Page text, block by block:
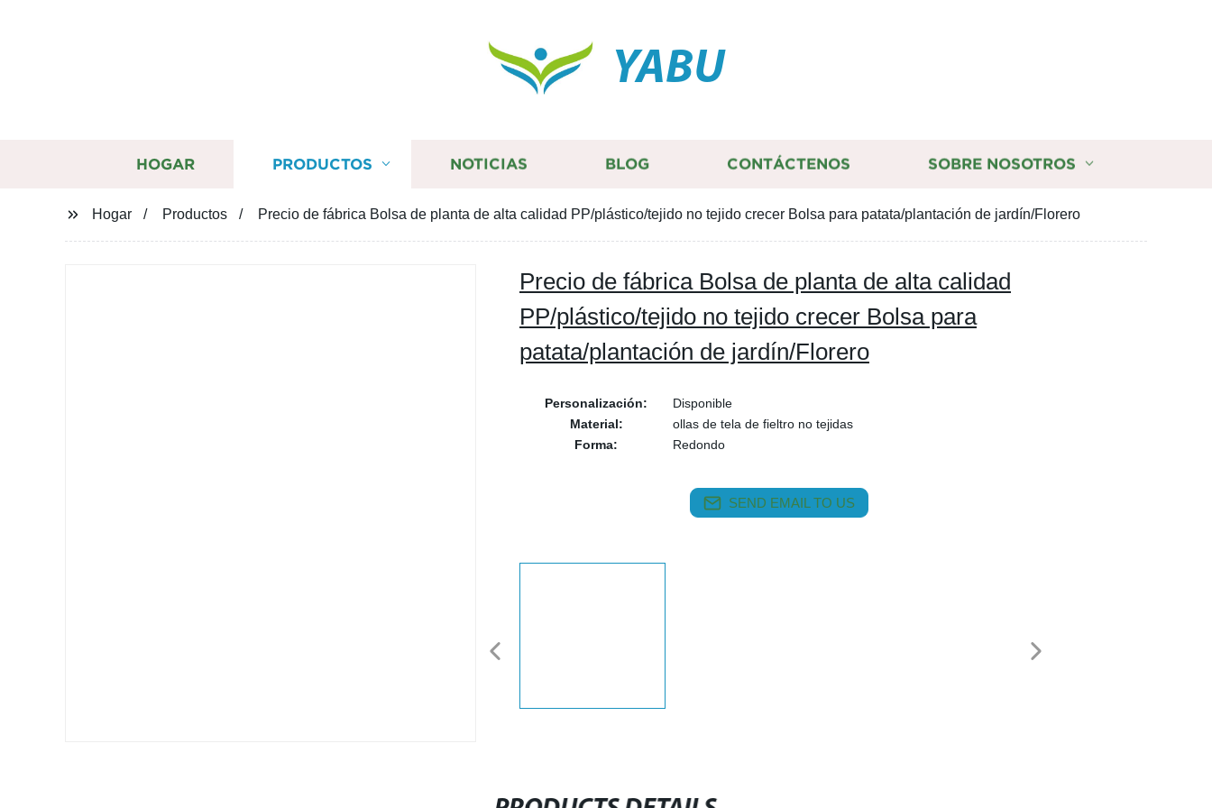
YABU
HOGAR PRODUCTOS NOTICIAS BLOG CONTÁCTENOS SOBRE NOSOTROS
Hogar Productos Precio de fábrica Bolsa de planta de alta calidad PP/plástico/tejido no tejido crecer Bolsa para patata/plantación de jardín/Florero
Precio de fábrica Bolsa de planta de alta calidad
PP/plástico/tejido no tejido crecer Bolsa para
patata/plantación de jardín/Florero
Personalización:
Disponible
Material:
ollas de tela de fieltro no tejidas
Forma:
Redondo
SEND EMAIL TO US